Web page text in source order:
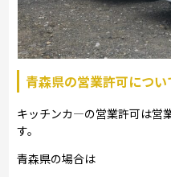
青森県の営業許可につい
キッチンカ―の営業許可は営
す。
青森県の場合は